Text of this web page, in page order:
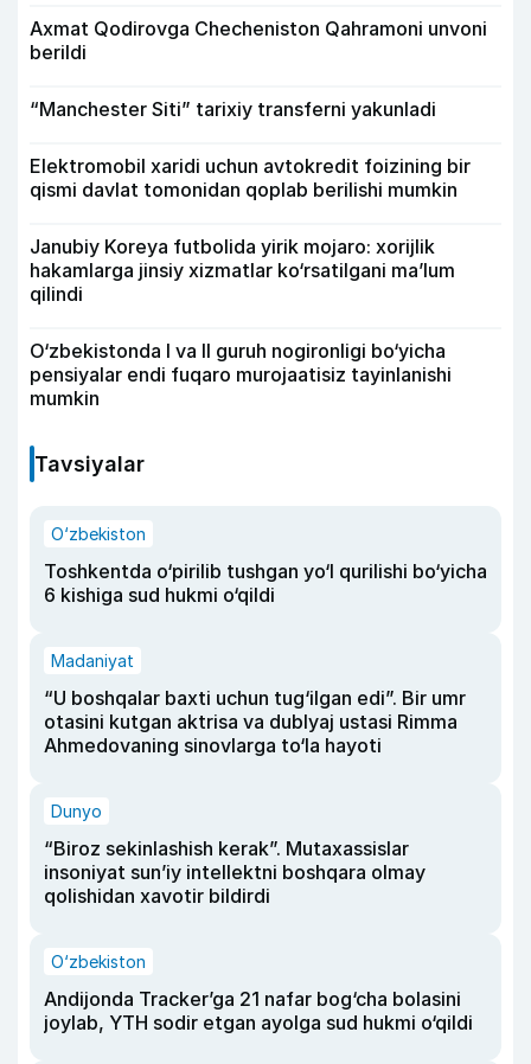
Axmat Qodirovga Checheniston Qahramoni unvoni
berildi
“Manchester Siti” tarixiy transferni yakunladi
Elektromobil xaridi uchun avtokredit foizining bir
qismi davlat tomonidan qoplab berilishi mumkin
Janubiy Koreya futbolida yirik mojaro: xorijlik
hakamlarga jinsiy xizmatlar ko‘rsatilgani ma’lum
qilindi
O‘zbekistonda I va II guruh nogironligi bo‘yicha
pensiyalar endi fuqaro murojaatisiz tayinlanishi
mumkin
Tavsiyalar
O‘zbekiston
Toshkentda o‘pirilib tushgan yo‘l qurilishi bo‘yicha
6 kishiga sud hukmi o‘qildi
Madaniyat
“U boshqalar baxti uchun tug‘ilgan edi”. Bir umr
otasini kutgan aktrisa va dublyaj ustasi Rimma
Ahmedovaning sinovlarga to‘la hayoti
Dunyo
“Biroz sekinlashish kerak”. Mutaxassislar
insoniyat sun’iy intellektni boshqara olmay
qolishidan xavotir bildirdi
O‘zbekiston
Andijonda Tracker’ga 21 nafar bog‘cha bolasini
joylab, YTH sodir etgan ayolga sud hukmi o‘qildi